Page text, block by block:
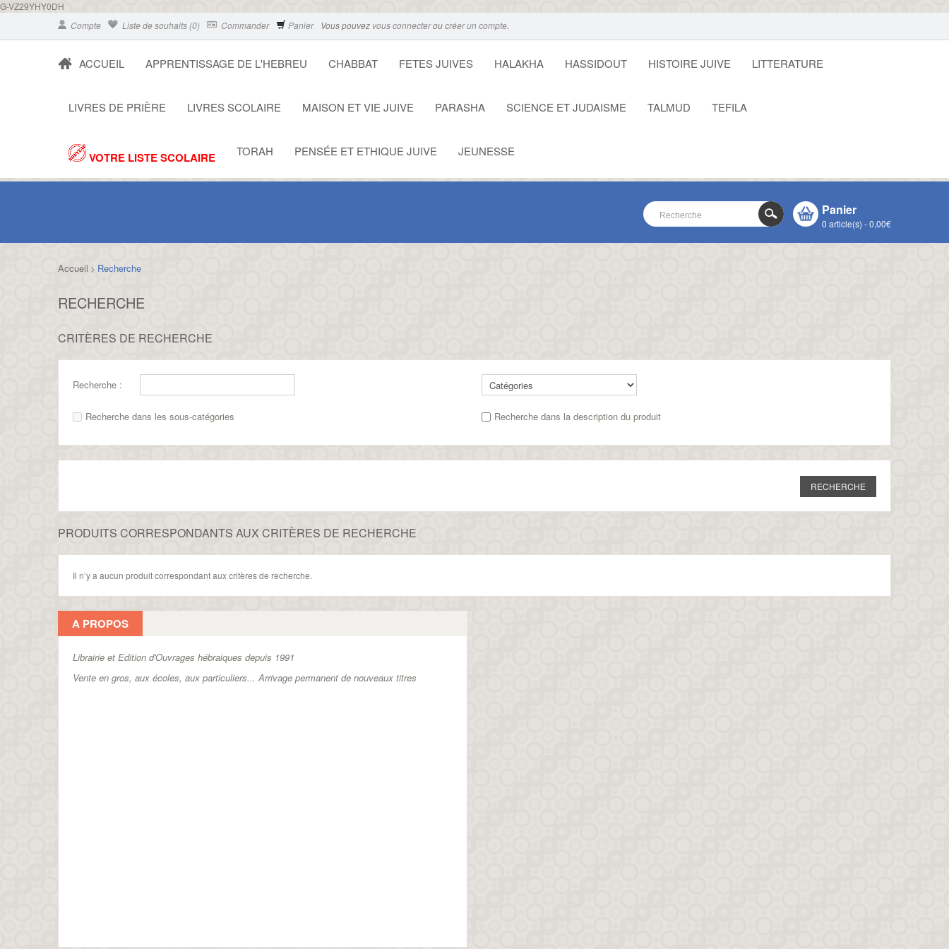
G-VZ29YHY0DH
Compte
Liste de souhaits (0) Commander Panier Vous pouvez vous connecteroucréer un compte.
ACCUEIL APPRENTISSAGE DE L'HEBREU CHABBAT FETES JUIVES HALAKHA HASSIDOUT HISTOIRE JUIVE LITTERATURE
LIVRES DE PRIÈRE LIVRES SCOLAIRE MAISON ET VIE JUIVE PARASHA SCIENCE ET JUDAISME TALMUD TEFILA
VOTRE LISTE SCOLAIRE TORAH PENSÉE ET ETHIQUE JUIVE JEUNESSE
Panier
0 article(s) - 0,00€
Accueil > Recherche
RECHERCHE
CRITÈRES DE RECHERCHE
Recherche :
Recherche dans les sous-catégories Recherche dans la description du produit
PRODUITS CORRESPONDANTS AUX CRITÈRES DE RECHERCHE
Il n’y a aucun produit correspondant aux critères de recherche.
A PROPOS
Librairie et Edition d'Ouvrages hébraiques depuis 1991
Vente en gros, aux écoles, aux particuliers...Arrivage permanent de nouveaux titres